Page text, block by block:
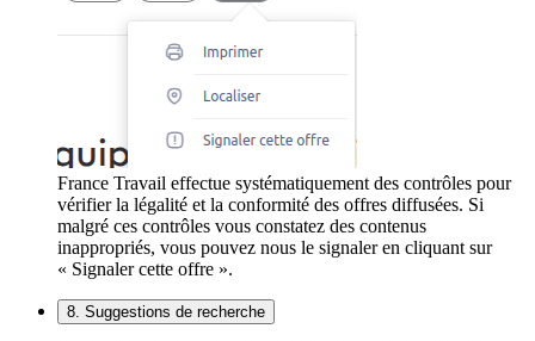
France Travail effectue systématiquement des contrôles pour
vérifier la légalité et la conformité des offres diffusées. Si
malgré ces contrôles vous constatez des contenus
inappropriés, vous pouvez nous le signaler en cliquant sur
« Signaler cette offre ».
8. Suggestions de recherche